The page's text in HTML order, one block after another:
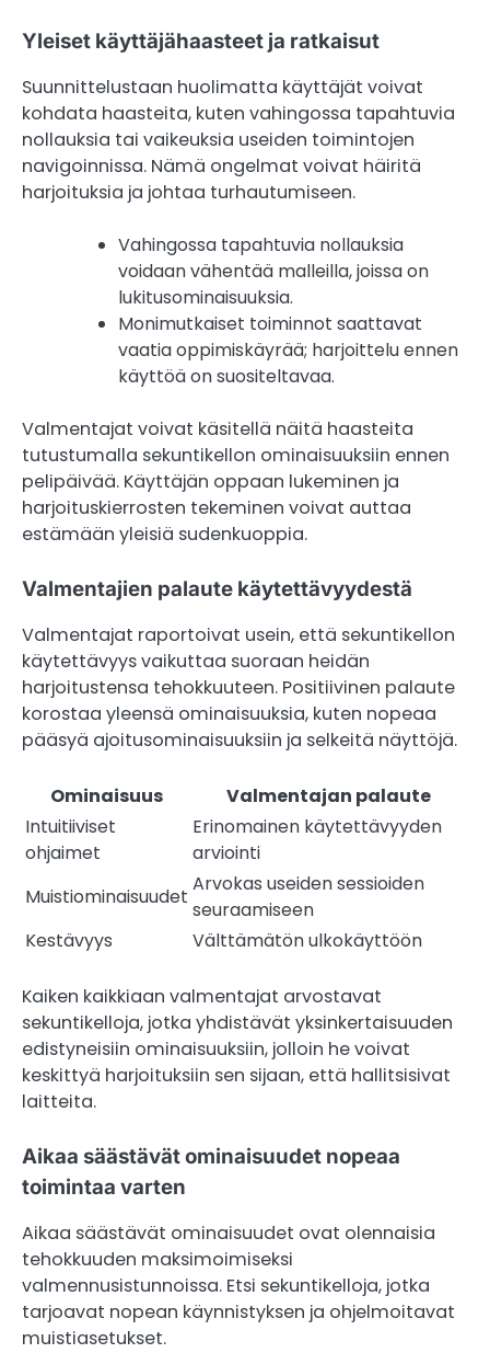
Yleiset käyttäjähaasteet ja ratkaisut
Suunnittelustaan huolimatta käyttäjät voivat
kohdata haasteita, kuten vahingossa tapahtuvia
nollauksia tai vaikeuksia useiden toimintojen
navigoinnissa. Nämä ongelmat voivat häiritä
harjoituksia ja johtaa turhautumiseen.
Vahingossa tapahtuvia nollauksia
voidaan vähentää malleilla, joissa on
lukitusominaisuuksia.
Monimutkaiset toiminnot saattavat
vaatia oppimiskäyrää; harjoittelu ennen
käyttöä on suositeltavaa.
Valmentajat voivat käsitellä näitä haasteita
tutustumalla sekuntikellon ominaisuuksiin ennen
pelipäivää. Käyttäjän oppaan lukeminen ja
harjoituskierrosten tekeminen voivat auttaa
estämään yleisiä sudenkuoppia.
Valmentajien palaute käytettävyydestä
Valmentajat raportoivat usein, että sekuntikellon
käytettävyys vaikuttaa suoraan heidän
harjoitustensa tehokkuuteen. Positiivinen palaute
korostaa yleensä ominaisuuksia, kuten nopeaa
pääsyä ajoitusominaisuuksiin ja selkeitä näyttöjä.
Ominaisuus
Valmentajan palaute
Intuitiiviset
ohjaimet
Erinomainen käytettävyyden
arviointi
Muistiominaisuudet
Arvokas useiden sessioiden
seuraamiseen
Kestävyys
Välttämätön ulkokäyttöön
Kaiken kaikkiaan valmentajat arvostavat
sekuntikelloja, jotka yhdistävät yksinkertaisuuden
edistyneisiin ominaisuuksiin, jolloin he voivat
keskittyä harjoituksiin sen sijaan, että hallitsisivat
laitteita.
Aikaa säästävät ominaisuudet nopeaa
toimintaa varten
Aikaa säästävät ominaisuudet ovat olennaisia
tehokkuuden maksimoimiseksi
valmennusistunnoissa. Etsi sekuntikelloja, jotka
tarjoavat nopean käynnistyksen ja ohjelmoitavat
muistiasetukset.